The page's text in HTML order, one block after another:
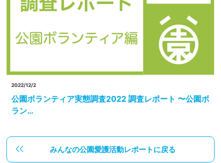
2022/12/2
公園ボランティア実態調査2022 調査レポート 〜公園ボ
ラン…
みんなの公園愛護活動レポートに戻る